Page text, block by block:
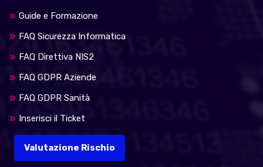
Guide e Formazione
FAQ Sicurezza Informatica
FAQ Direttiva NIS2
FAQ GDPR Aziende
FAQ GDPR Sanità
Inserisci il Ticket
Valutazione Rischio